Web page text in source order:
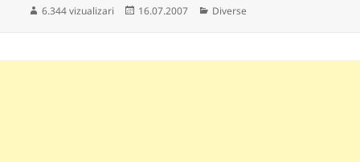
6.344 vizualizari
Publicat
16.07.2007 Categorii
Diverse